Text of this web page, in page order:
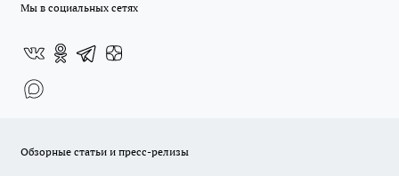
Мы в социальных сетях
Обзорные статьи и пресс-релизы